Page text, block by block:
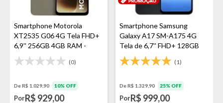
Smartphone Motorola
XT2535 G06 4G Tela FHD+
6,9'' 256GB 4GB RAM -
Bege
(0)
De R$ 1.029,90 10% OFF
PorR$ 929,00
Smartphone Samsung
Galaxy A17 SM-A175 4G
Tela de 6,7'' FHD+ 128GB
4GB RAM - Preto
(1)
De R$ 1.329,90 25% OFF
PorR$ 999,00